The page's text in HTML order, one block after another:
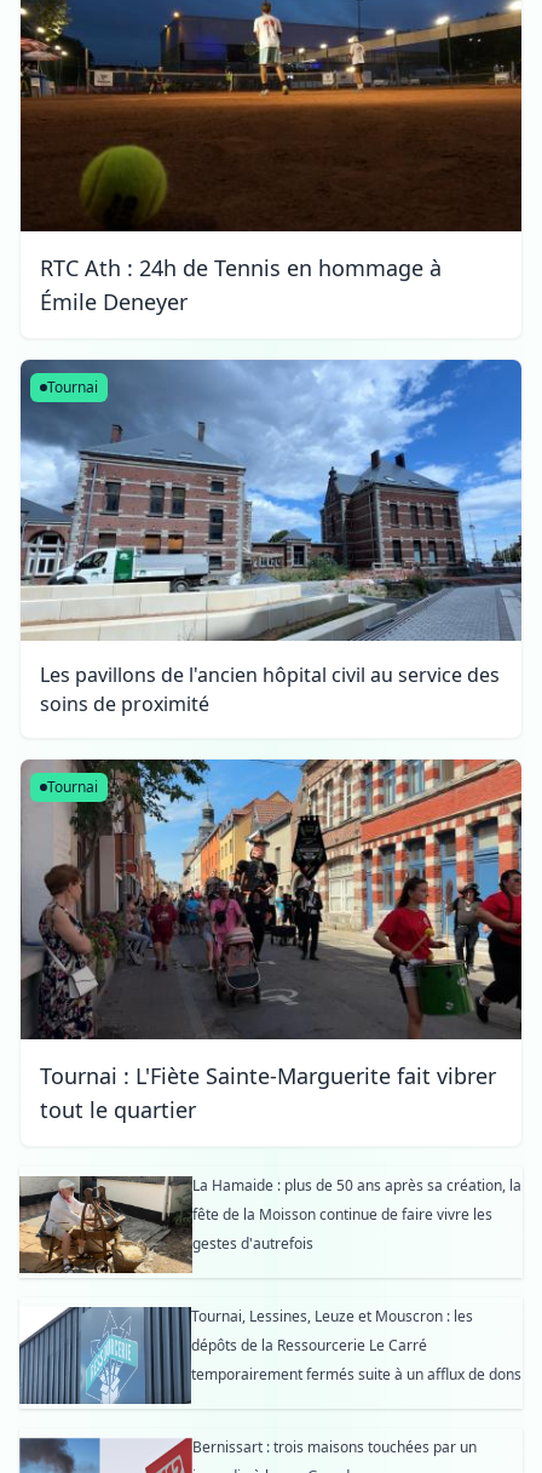
RTC Ath : 24h de Tennis en hommage à
Émile Deneyer
Tournai
Les pavillons de l'ancien hôpital civil au service des
soins de proximité
Tournai
Tournai : L'Fiète Sainte-Marguerite fait vibrer
tout le quartier
La Hamaide : plus de 50 ans après sa création, la
fête de la Moisson continue de faire vivre les
gestes d'autrefois
Tournai, Lessines, Leuze et Mouscron : les
dépôts de la Ressourcerie Le Carré
temporairement fermés suite à un afflux de dons
Bernissart : trois maisons touchées par un